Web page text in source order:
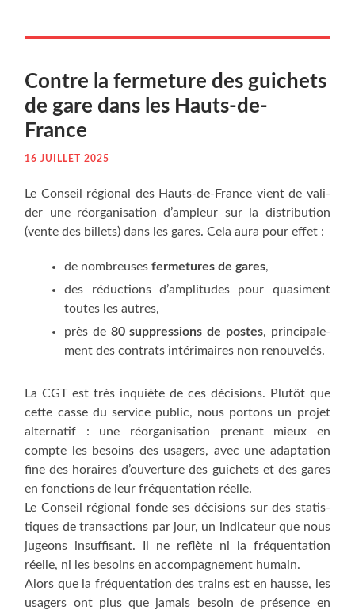
Contre la fer­me­ture des gui­chets
de gare dans les Hauts-de-
France
16 JUILLET 2025
Le Conseil régio­nal des Hauts-de-France vient de vali­
der une réor­ga­ni­sa­tion d’ampleur sur la dis­tri­bu­tion
(vente des billets) dans les gares. Cela aura pour effet :
de nom­breusesfer­me­tures de gares,
des réduc­tions d’amplitudes pour qua­si­ment
toutes les autres,
près de 80 sup­pres­sions de postes, prin­ci­pa­le­
ment des contrats inté­ri­maires non renouvelés.
La CGT est très inquiète de ces déci­sions. Plu­tôt que
cette casse du ser­vice public, nous por­tons un pro­jet
alter­na­tif : une réor­ga­ni­sa­tion pre­nant mieux en
compte les besoins des usa­gers, avec une adap­ta­tion
fine des horaires d’ouverture des gui­chets et des gares
en fonc­tions de leur fré­quen­ta­tion réelle.
Le Conseil régio­nal fonde ses déci­sions sur des sta­tis­
tiques de tran­sac­tions par jour, un indi­ca­teur que nous
jugeons insuf­fi­sant. Il ne reflète ni la fré­quen­ta­tion
réelle, ni les besoins en accom­pa­gne­ment humain.
Alors que la fré­quen­ta­tion des trains est en hausse, les
usa­gers ont plus que jamais besoin de pré­sence en